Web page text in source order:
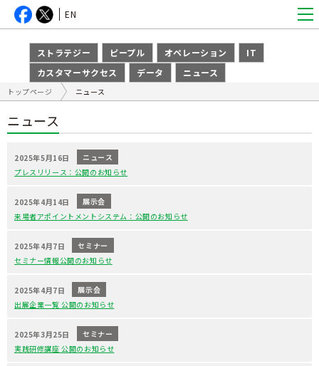
ストラテジー ピープル オペレーション
IT
カスタマーサクセス
データ ニュース
EN
トップページ ニュース
ニュース
2025年5月16日
ニュース
プレスリリース：公開のお知らせ
2025年4月14日
展示会
来場者アポイントメントシステム：公開のお知らせ
2025年4月7日
セミナー
セミナー情報公開のお知らせ
2025年4月7日
展示会
出展企業一覧 公開のお知らせ
2025年3月25日
セミナー
実践研修講座 公開のお知らせ